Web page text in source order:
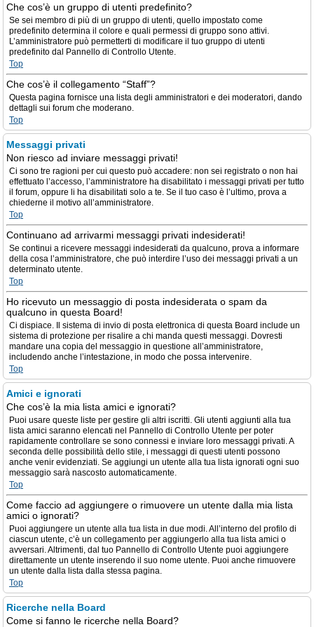
Che cos’è un gruppo di utenti predefinito?
Se sei membro di più di un gruppo di utenti, quello impostato come
predefinito determina il colore e quali permessi di gruppo sono attivi.
L’amministratore può permetterti di modificare il tuo gruppo di utenti
predefinito dal Pannello di Controllo Utente.
Top
Che cos’è il collegamento “Staff”?
Questa pagina fornisce una lista degli amministratori e dei moderatori, dando
dettagli sui forum che moderano.
Top
Messaggi privati
Non riesco ad inviare messaggi privati!
Ci sono tre ragioni per cui questo può accadere: non sei registrato o non hai
effettuato l’accesso, l’amministratore ha disabilitato i messaggi privati per tutto
il forum, oppure li ha disabilitati solo a te. Se il tuo caso è l’ultimo, prova a
chiederne il motivo all’amministratore.
Top
Continuano ad arrivarmi messaggi privati indesiderati!
Se continui a ricevere messaggi indesiderati da qualcuno, prova a informare
della cosa l’amministratore, che può interdire l’uso dei messaggi privati a un
determinato utente.
Top
Ho ricevuto un messaggio di posta indesiderata o spam da
qualcuno in questa Board!
Ci dispiace. Il sistema di invio di posta elettronica di questa Board include un
sistema di protezione per risalire a chi manda questi messaggi. Dovresti
mandare una copia del messaggio in questione all’amministratore,
includendo anche l’intestazione, in modo che possa intervenire.
Top
Amici e ignorati
Che cos’è la mia lista amici e ignorati?
Puoi usare queste liste per gestire gli altri iscritti. Gli utenti aggiunti alla tua
lista amici saranno elencati nel Pannello di Controllo Utente per poter
rapidamente controllare se sono connessi e inviare loro messaggi privati. A
seconda delle possibilità dello stile, i messaggi di questi utenti possono
anche venir evidenziati. Se aggiungi un utente alla tua lista ignorati ogni suo
messaggio sarà nascosto automaticamente.
Top
Come faccio ad aggiungere o rimuovere un utente dalla mia lista
amici o ignorati?
Puoi aggiungere un utente alla tua lista in due modi. All’interno del profilo di
ciascun utente, c’è un collegamento per aggiungerlo alla tua lista amici o
avversari. Altrimenti, dal tuo Pannello di Controllo Utente puoi aggiungere
direttamente un utente inserendo il suo nome utente. Puoi anche rimuovere
un utente dalla lista dalla stessa pagina.
Top
Ricerche nella Board
Come si fanno le ricerche nella Board?